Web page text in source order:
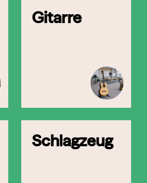
Gitarre
Schlagzeug